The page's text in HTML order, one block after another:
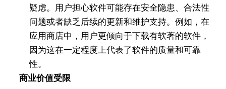
疑虑。用户担心软件可能存在安全隐患、合法性
问题或者缺乏后续的更新和维护支持。例如，在
应用商店中，用户更倾向于下载有软著的软件，
因为这在一定程度上代表了软件的质量和可靠
性。
商业价值受限